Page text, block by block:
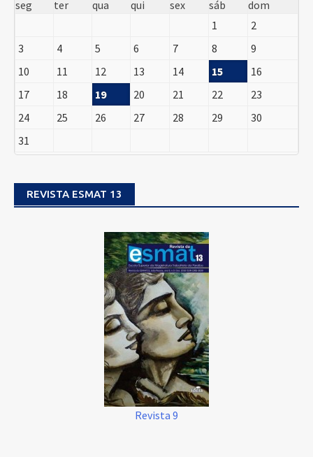
seg
ter qua qui sex sáb
dom
1
2
3
4 5 6 7 8
9
10
11 12 13 14 15
16
17
18 19 20 21 22
23
24
25 26 27 28 29
30
31
REVISTA ESMAT 13
Revista 9